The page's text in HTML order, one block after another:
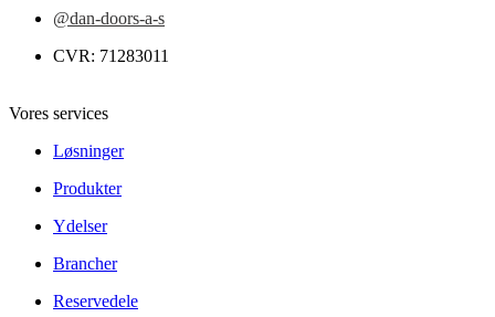
@dan-doors-a-s
CVR: 71283011
Vores services
Løsninger
Produkter
Ydelser
Brancher
Reservedele